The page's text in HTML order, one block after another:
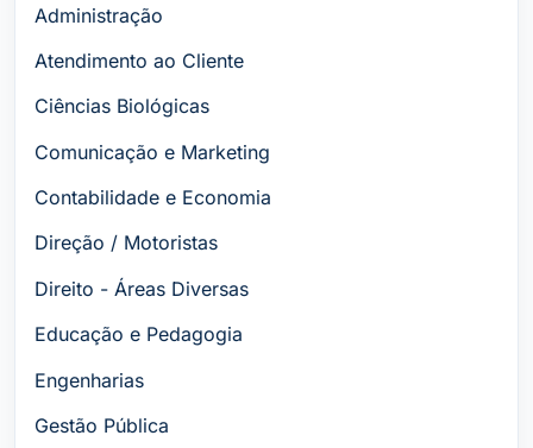
Administração
Atendimento ao Cliente
Ciências Biológicas
Comunicação e Marketing
Contabilidade e Economia
Direção / Motoristas
Direito - Áreas Diversas
Educação e Pedagogia
Engenharias
Gestão Pública